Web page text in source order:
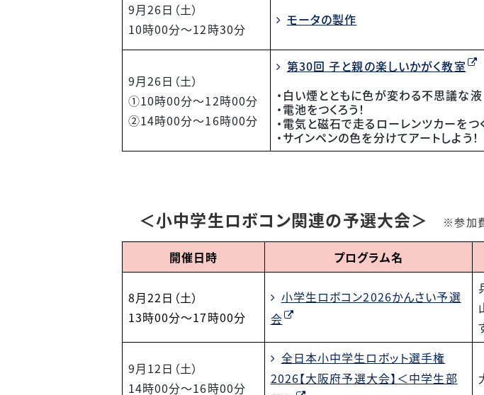
9月26日（土）
10時00分～12時30分
モータの製作
9月26日（土）
①10時00分～12時00分
②14時00分～16時00分
第30回 子と親の楽しいかがく教室
・白い煙とともに色が変わる不思議な液
・電池をつくろう！
・電気と磁石で走るローレンツカーをつく
・サインペンの色を分けてアートしよう！
＜小中学生ロボコン関連の予選大会＞ ※参加
開催日時 プログラム名
8月22日（土）
13時00分～17時00分
小学生ロボコン2026かんさい予選
会
9月12日（土）
14時00分～16時00分
全日本小中学生ロボット選手権
2026【大阪府予選大会】＜中学生部